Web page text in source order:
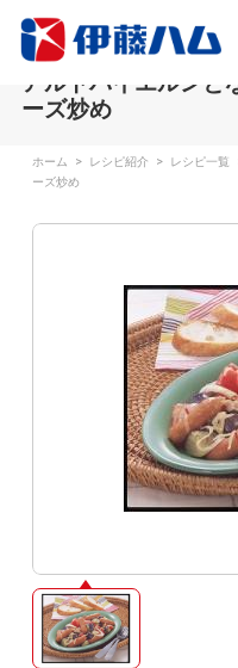
アルトバイエルンと
ーズ炒め
ホーム > レシピ紹介 > レシピ一覧
ーズ炒め